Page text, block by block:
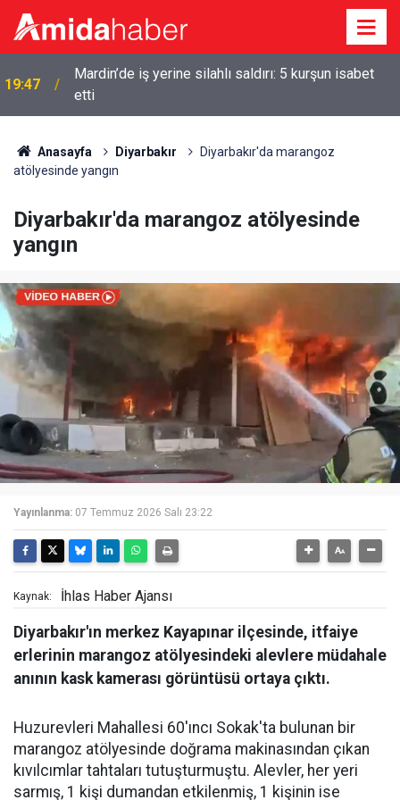
19:47
Mardin’de iş yerine silahlı saldırı: 5 kurşun isabet
18:57 Erdoğan’dan Mekke Anlaşması açıklaması
Anasayfa Diyarbakır
Diyarbakır'da marangoz
atölyesinde yangın
Diyarbakır'da marangoz atölyesinde
yangın
Yayınlanma: 07 Temmuz 2026 Salı 23:22
Kaynak: İhlas Haber Ajansı
Diyarbakır'ın merkez Kayapınar ilçesinde, itfaiye
erlerinin marangoz atölyesindeki alevlere müdahale
anının kask kamerası görüntüsü ortaya çıktı.
Huzurevleri Mahallesi 60'ıncı Sokak'ta bulunan bir
marangoz atölyesinde doğrama makinasından çıkan
kıvılcımlar tahtaları tutuşturmuştu. Alevler, her yeri
sarmış, 1 kişi dumandan etkilenmiş, 1 kişinin ise